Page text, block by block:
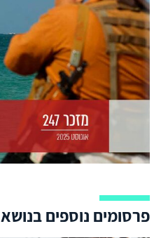
פרסומים נוספים בנושא